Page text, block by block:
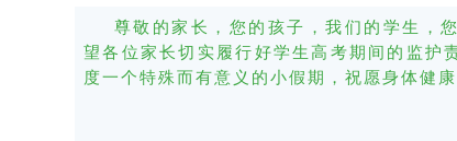
尊敬的家长，您的孩子，我们的学生，
望各位家长切实履行好学生高考期间的监护
度一个特殊而有意义的小假期，祝愿身体健康